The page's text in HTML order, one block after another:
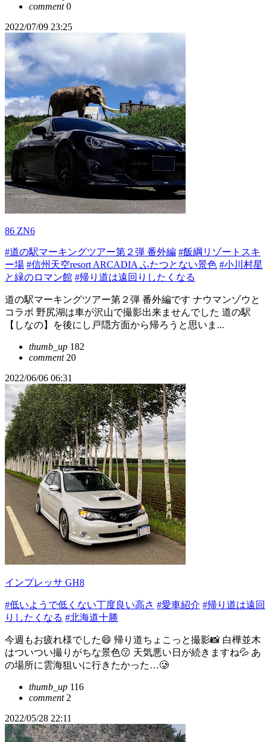
comment0
2022/07/09 23:25
86 ZN6
#道の駅マーキングツアー第２弾 番外編 #飯綱リゾートスキ
ー場 #信州天空resort ARCADIA ふたつとない景色 #小川村星
と緑のロマン館 #帰り道は遠回りしたくなる
道の駅マーキングツアー第２弾 番外編です ナウマンゾウと
コラボ 野尻湖は車が沢山で撮影出来ませんでした 道の駅
【しなの】を後にし戸隠方面から帰ろうと思いま...
thumb_up 182
comment20
2022/06/06 06:31
インプレッサ GH8
#低いようで低くない丁度良い高さ #愛車紹介 #帰り道は遠回
りしたくなる #北海道十勝
今週もお疲れ様でした😄 帰り道ちょこっと撮影📸 白樺並木
はついつい撮りがちな景色😗 天気悪い日が続きますね💦 あ
の場所に雲海狙いに行きたかった…🥲
thumb_up 116
comment2
2022/05/28 22:11